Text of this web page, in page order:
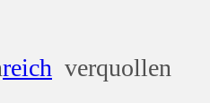
reich verquollen